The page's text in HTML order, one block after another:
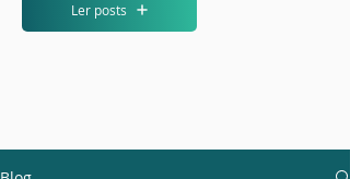
Ler posts